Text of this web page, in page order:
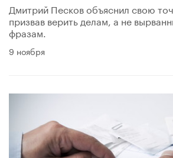
Дмитрий Песков объяснил свою
призвав верить делам, а не
фразам.
9 ноября